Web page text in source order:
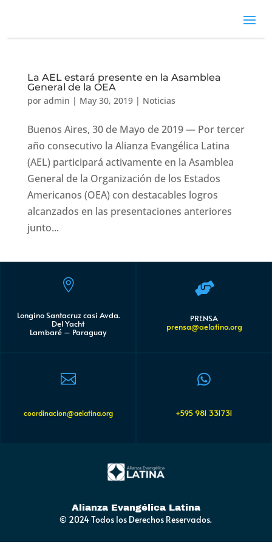
La AEL estará presente en la Asamblea
General de la OEA
por admin | May 30, 2019| Noticias
Buenos Aires, 30 de Mayo de 2019 — Por tercer
año consecutivo la Alianza Evangélica Latina
(AEL) participará activamente en la Asamblea
General de la Organización de los Estados
Americanos (OEA) con destacables logros
alcanzados en las presentaciones anteriores
junto...

Longino Santacruz casi Avda.
Del Yacht
Lambaré – Paraguay

coordinacion@aelatina.org

PRENSA
prensa@aelatina.org

+595 981 331731
Alianza Evangélica Latina
© 2024 Todos los Derechos Reservados.